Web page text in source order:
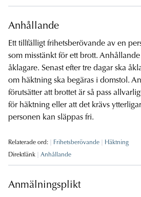
Anhållande
Ett tillfälligt frihetsberövande av en
som misstänkt för ett brott.
åklagare. Senast efter tre dagar ska
om häktning ska begäras i domstol.
förutsätter att brottet är så pass
för häktning eller att det krävs
personen kan släppas fri.
Relaterade ord: Frihetsberövande
Häktning
Direktlänk
Anhållande
Anmälningsplikt